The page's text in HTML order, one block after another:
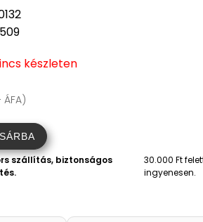
készleten
szállítás, biztonságos
30.000 Ft
ingyenesen.